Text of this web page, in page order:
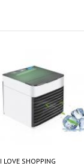
I LOVE SHOPPING